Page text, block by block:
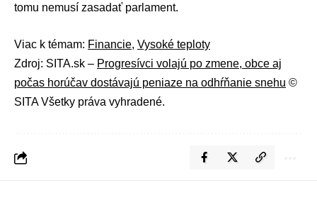
tomu nemusí zasadať parlament.
Viac k témam: Financie, Vysoké teploty
Zdroj: SITA.sk – Progresívci volajú po zmene, obce aj
počas horúčav dostávajú peniaze na odhŕňanie snehu ©
SITA Všetky práva vyhradené.